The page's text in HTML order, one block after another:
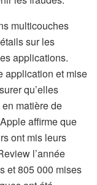
multicouches
sur les
applications.
application et mise
qu’elles
matière de
affirme que
ont mis leurs
l’année
et 805 000 mises